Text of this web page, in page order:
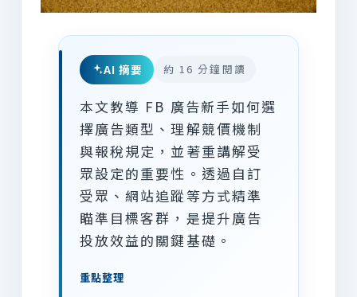
AI 摘要 約 16 分鐘閱讀
本文教導 FB 廣告新手如何選
擇廣告類型、理解競價機制
與報稅規定，並著重講解受
眾設定的重要性。透過自訂
受眾、網站追蹤等方式精準
瞄準目標客群，是提升廣告
投放效益的關鍵基礎。
重點整理